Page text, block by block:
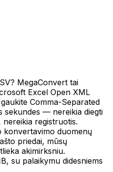
MegaConvert tai
Excel Open XML
Comma-Separated
sekundes — nereikia diegti
registruotis.
konvertavimo duomenų
priedai, mūsų
akimirksniu.
su palaikymu didesniems